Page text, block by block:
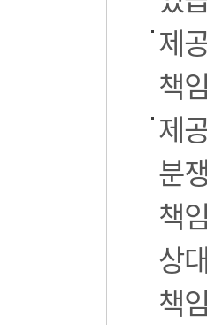
제
책
제
분
책
상
책